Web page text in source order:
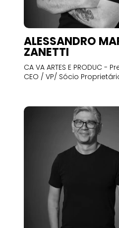
ALESSANDRO
ZANETTI
CA VA ARTES E PRODUC -
CEO / VP/ Sócio